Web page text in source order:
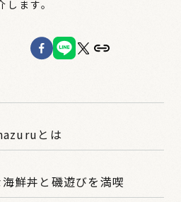
ます。
とは
鮮丼と磯遊びを満喫